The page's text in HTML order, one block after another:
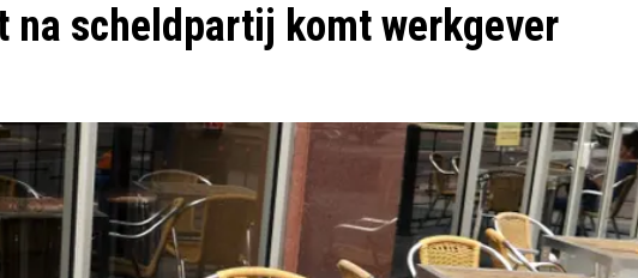
na scheldpartij komt werkgever